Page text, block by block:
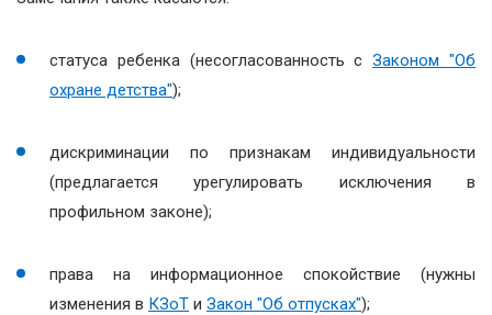
статуса ребенка (несогласованность сЗаконом "Об
охране детства");
дискриминации по признакам индивидуальности
(предлагается урегулировать исключения в
профильном законе);
права на информационное спокойствие (нужны
изменения в КЗоТ и Закон "Об отпусках");